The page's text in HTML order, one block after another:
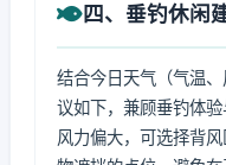
四、垂钓休闲
结合今日天气（气温
议如下，兼顾垂钓体验
风力偏大，可选择背